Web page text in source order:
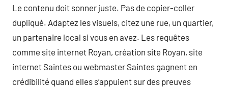
Le contenu doit sonner juste. Pas de copier-coller
dupliqué. Adaptez les visuels, citez une rue, un quartier,
un partenaire local si vous en avez. Les requêtes
comme site internet Royan, création site Royan, site
internet Saintes ou webmaster Saintes gagnent en
crédibilité quand elles s’appuient sur des preuves